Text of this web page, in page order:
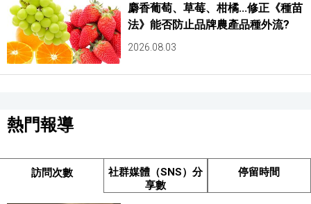
麝香葡萄、草莓、柑橘...修正《種苗
法》能否防止品牌農產品種外流?
2026.08.03
熱門報導
訪問次數
社群媒體（SNS）分
享數
停留時間